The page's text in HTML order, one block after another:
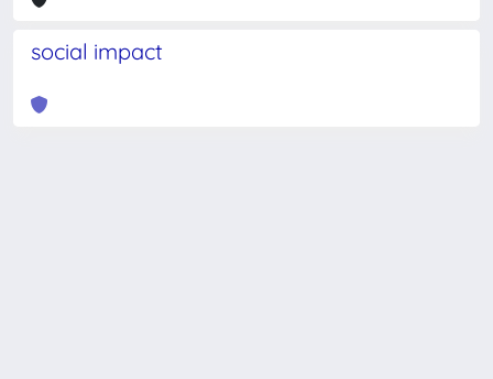
social impact